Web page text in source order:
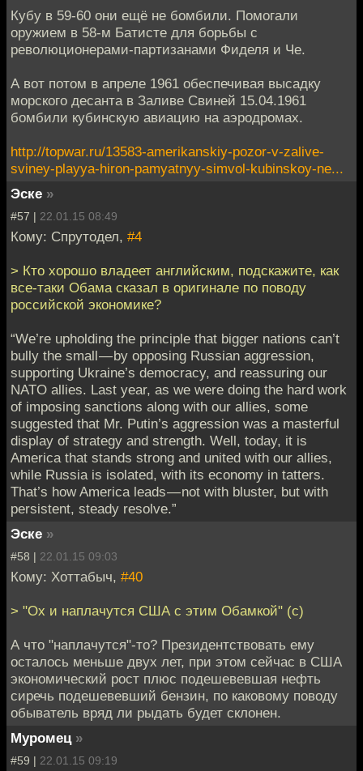
Кубу в 59-60 они ещё не бомбили. Помогали
оружием в 58-м Батисте для борьбы с
революционерами-партизанами Фиделя и Че.
А вот потом в апреле 1961 обеспечивая высадку
морского десанта в Заливе Свиней 15.04.1961
бомбили кубинскую авиацию на аэродромах.
http://topwar.ru/13583-amerikanskiy-pozor-v-zalive-
sviney-playya-hiron-pamyatnyy-simvol-kubinskoy-ne...
Эске »
#57 | 22.01.15 08:49
Кому: Спрутодел, #4
> Кто хорошо владеет английским, подскажите, как
все-таки Обама сказал в оригинале по поводу
российской экономике?
“We’re upholding the principle that bigger nations can’t
bully the small — by opposing Russian aggression,
supporting Ukraine’s democracy, and reassuring our
NATO allies. Last year, as we were doing the hard work
of imposing sanctions along with our allies, some
suggested that Mr. Putin’s aggression was a masterful
display of strategy and strength. Well, today, it is
America that stands strong and united with our allies,
while Russia is isolated, with its economy in tatters.
That’s how America leads — not with bluster, but with
persistent, steady resolve.”
Эске »
#58 | 22.01.15 09:03
Кому: Хоттабыч, #40
> "Ох и наплачутся США с этим Обамкой" (с)
А что "наплачутся"-то? Президентствовать ему
осталось меньше двух лет, при этом сейчас в США
экономический рост плюс подешевевшая нефть
сиречь подешевевший бензин, по каковому поводу
обыватель вряд ли рыдать будет склонен.
Муромец »
#59 | 22.01.15 09:19